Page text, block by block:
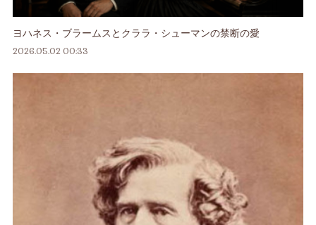
ヨハネス・ブラームスとクララ・シューマンの禁断の愛
2026.05.02 00:33